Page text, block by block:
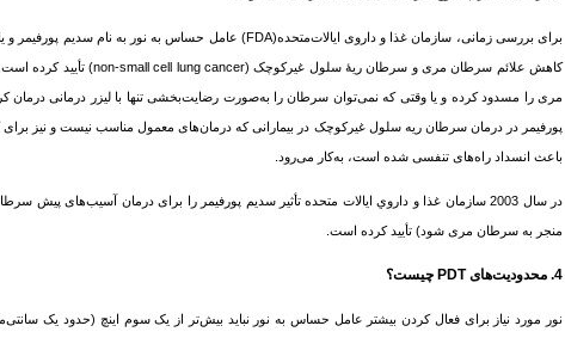
کاهش علائم سرطانمری و سرطانریۀ سلول غیرکوچک (non-small cell lung cancer) تأیید کرده است. ثابت شده است که سدیم پورفیمر در هنگامی‌که
مری را مسدود کرده و یا وقتی که نمی‌توان سرطانرا به‌صورت رضایت‌بخشی تنها با لیزر درمانی درمان
پورفیمر در درمانسرطان ریه سلول غیرکوچک در بیمارانی که درمان‌های معمول مناسب نیست و نیز برای
باعث انسداد راه‌های تنفسی شده است، به‌کار می‌رود.
در سال 2003 سازمان غذا و داروي ايالات متحده تأثیر سدیم پورفیمر را برای درمان آسیب‌های پیش
منجر به سرطان مری شود) تأیید كرده است.
4. محدودیت‌های PDT چيست؟